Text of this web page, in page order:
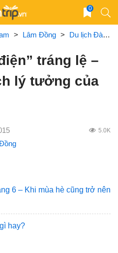
0
> Lâm Đồng > Du lịch Đà Lạt
tráng lệ –
lý tưởng của
5.0K
6 – Khi mùa hè cũng trở nên
hay?